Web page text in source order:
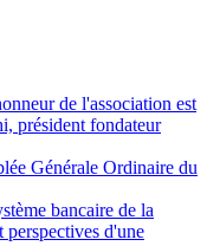
de l'association est
président fondateur
Générale Ordinaire du
bancaire de la
d'une